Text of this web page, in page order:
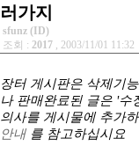
러가지
sfunz (ID)
조회 : 2017 , 2003/11/01 11:32
장터 게시판은 삭제기
나 판매완료된 글은 '수
의사를 게시물에 추가
안내 를 참고하십시요